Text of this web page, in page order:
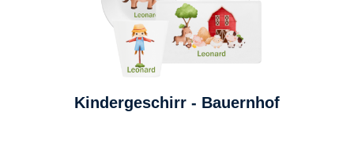
Kindergeschirr - Bauernhof